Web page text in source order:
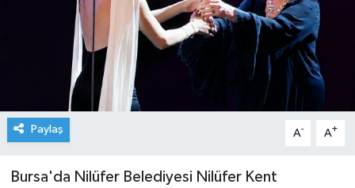
Paylaş A- A+
Bursa'da Nilüfer Belediyesi Nilüfer Kent